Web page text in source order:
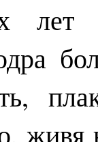
лет